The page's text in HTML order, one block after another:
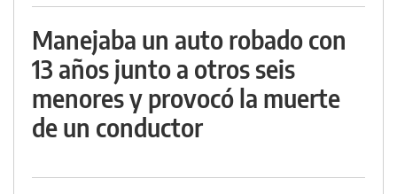
Manejaba un auto robado con
13 años junto a otros seis
menores y provocó la muerte
de un conductor